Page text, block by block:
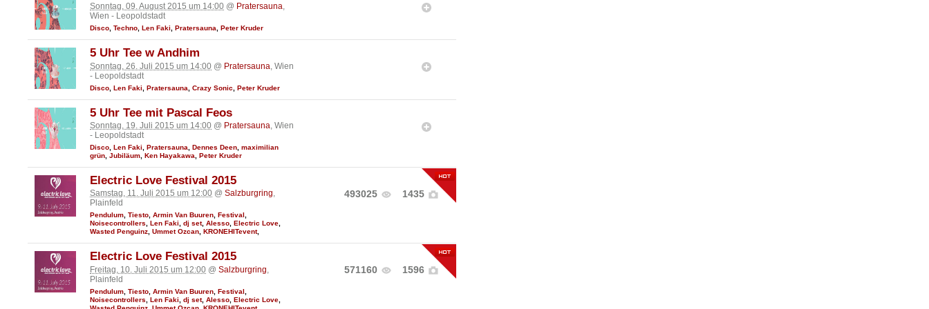
Sonntag, 09. August 2015 um 14:00 @ Pratersauna,
Wien - Leopoldstadt
Disco, Techno, Len Faki, Pratersauna, Peter Kruder
5 Uhr Tee w Andhim
Sonntag, 26. Juli 2015 um 14:00 @ Pratersauna , Wien
- Leopoldstadt
Disco Len Faki Pratersauna Crazy Sonic Peter Kruder
5 Uhr Tee mit Pascal Feos
Sonntag, 19. Juli 2015 um 14:00 @ Pratersauna, Wien
- Leopoldstadt
Disco Len Faki Pratersauna Dennes Deen maximilian
grün Jubiläum Ken Hayakawa Peter Kruder
493025 1435
Electric Love Festival 2015
Samstag, 11. Juli 2015 um 12:00 @ Salzburgring,
Plainfeld
Pendulum, Tiesto, Armin Van Buuren, Festival,
Noisecontrollers, Len Faki, dj set, Alesso, Electric Love,
Wasted Penguinz, Ummet Ozcan, KRONEHITevent,
571160 1596
Electric Love Festival 2015
Freitag, 10. Juli 2015 um 12:00 @ Salzburgring
Plainfeld
Pendulum Tiesto Armin Van Buuren Festival
Noisecontrollers
Len Faki dj set, Alesso Electric Love